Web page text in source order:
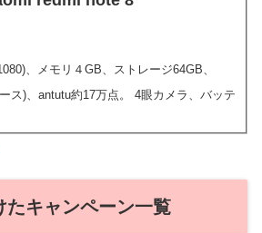
、メモリ４GB、ストレージ64GB、
ス)、antutu約17万点。 4眼カメラ、バッテ
たキャンペーン一覧